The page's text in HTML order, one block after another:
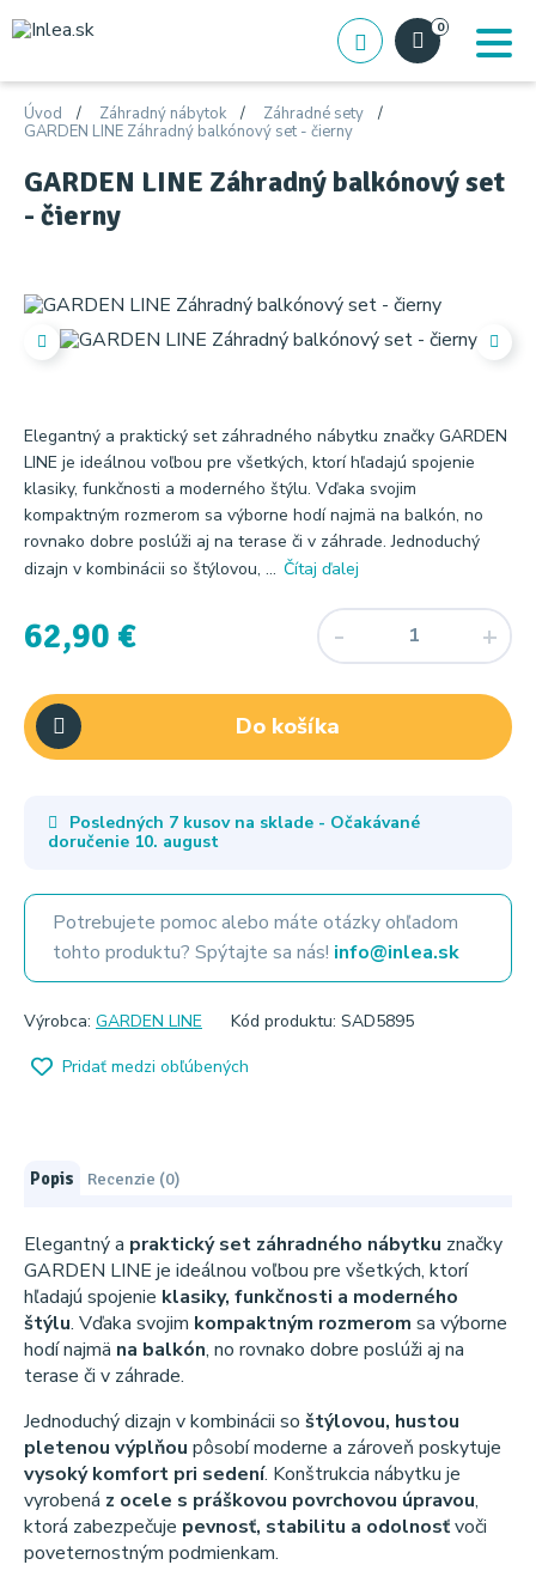
0
Úvod Záhradný nábytok
Záhradné sety
GARDEN LINE Záhradný balkónový set - čierny
GARDEN LINE Záhradný balkónový set
- čierny
Elegantný a praktický set záhradného nábytku značky GARDEN
LINE je ideálnou voľbou pre všetkých, ktorí hľadajú spojenie
klasiky, funkčnosti a moderného štýlu. Vďaka svojim
kompaktným rozmerom sa výborne hodí najmä na balkón, no
rovnako dobre poslúži aj na terase či v záhrade. Jednoduchý
dizajn v kombinácii so štýlovou, ... Čítaj ďalej
62,90 €
Do košíka
Posledných 7 kusov na sklade - Očakávané
doručenie 10. august
Potrebujete pomoc alebo máte otázky ohľadom
tohto produktu? Spýtajte sa nás! info@inlea.sk
Výrobca: GARDEN LINE
Kód produktu: SAD5895
Pridať medzi obľúbených
Popis Recenzie (0)
Elegantný a praktický set záhradného nábytku značky
GARDEN LINE je ideálnou voľbou pre všetkých, ktorí
hľadajú spojenie klasiky, funkčnosti a moderného
štýlu. Vďaka svojim kompaktným rozmerom sa výborne
hodí najmä na balkón, no rovnako dobre poslúži aj na
terase či v záhrade.
Jednoduchý dizajn v kombinácii so štýlovou, hustou
pletenou výplňou pôsobí moderne a zároveň poskytuje
vysoký komfort pri sedení. Konštrukcia nábytku je
vyrobená z ocele s práškovou povrchovou úpravou,
ktorá zabezpečuje pevnosť, stabilitu a odolnosťvoči
poveternostným podmienkam.